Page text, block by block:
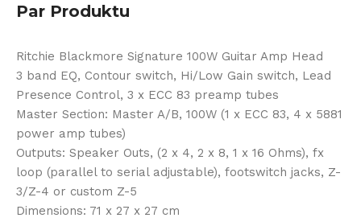
Par Produktu
Ritchie Blackmore Signature 100W Guitar Amp Head
3 band EQ, Contour switch, Hi/Low Gain switch, Lead
Presence Control, 3 x ECC 83 preamp tubes
Master Section: Master A/B, 100W (1 x ECC 83, 4 x 5881
power amp tubes)
Outputs: Speaker Outs, (2 x 4, 2 x 8, 1 x 16 Ohms), fx
loop (parallel to serial adjustable), footswitch jacks, Z-
3/Z-4 or custom Z-5
Dimensions: 71 x 27 x 27 cm